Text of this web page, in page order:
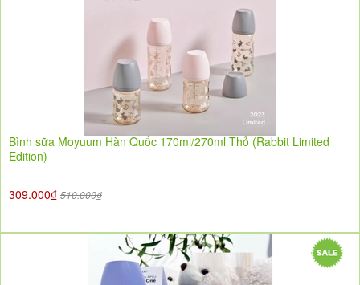
Bình sữa Moyuum Hàn Quốc 170ml/270ml Thỏ (Rabbit Limited
Edition)
309.000₫ 510.000₫